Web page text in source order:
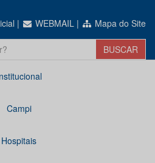
| WEBMAIL | Mapa do Site
Campi
Hospitais